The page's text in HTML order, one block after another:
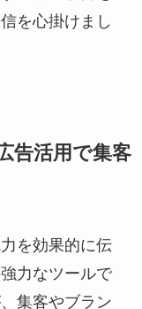
を心掛けまし
告活用で集客
を効果的に伝
力なツールで
集客やブラン